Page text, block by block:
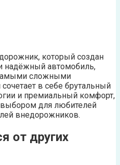
который создан
надёжный автомобиль,
сложными
в себе брутальный
и премиальный комфорт,
для любителей
внедорожников.
от других